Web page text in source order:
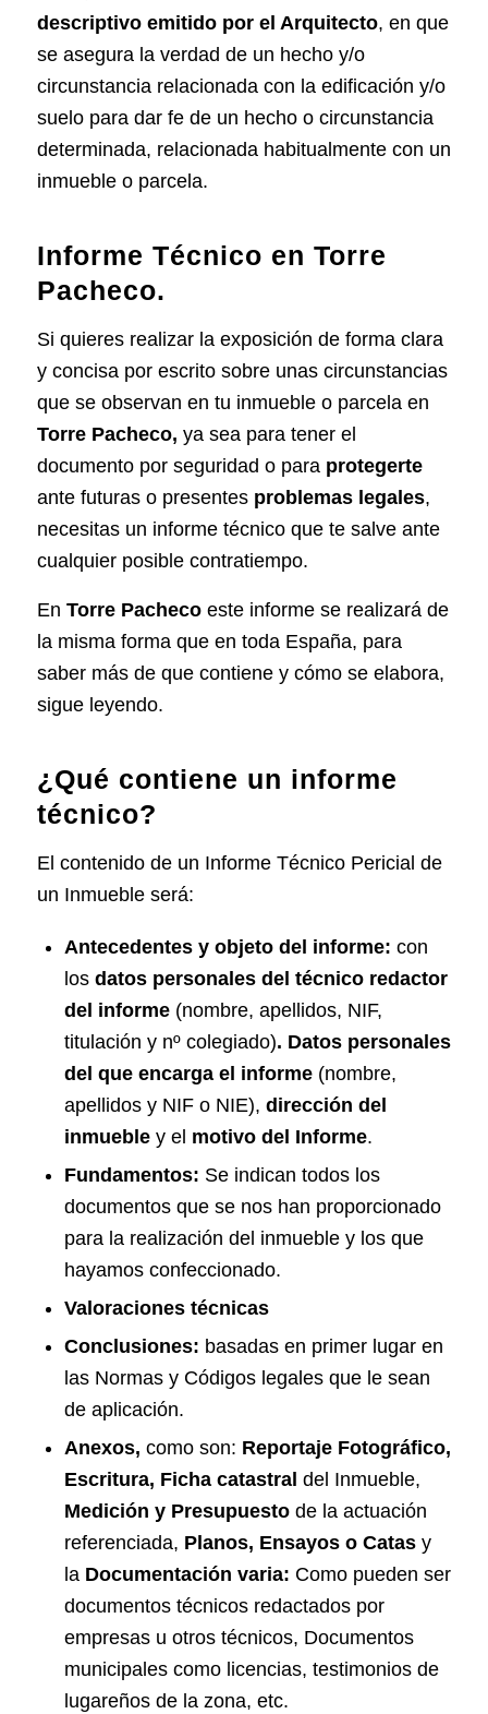
descriptivo emitido por el Arquitecto, en que
se asegura la verdad de un hecho y/o
circunstancia relacionada con la edificación y/o
suelo para dar fe de un hecho o circunstancia
determinada, relacionada habitualmente con un
inmueble o parcela.
Informe Técnico en Torre
Pacheco.
Si quieres realizar la exposición de forma clara
y concisa por escritosobre unas circunstancias
que se observan en tu inmueble o parcela en
Torre Pacheco, ya sea para tener el
documento por seguridad o para protegerte
ante futuras o presentes problemas legales,
necesitas un informe técnico que te salve ante
cualquier posible contratiempo.
En Torre Pacheco este informe se realizará de
la misma forma que en toda España, para
saber más de que contiene y cómo se elabora,
sigue leyendo.
¿Qué contiene un informe
técnico?
El contenido de un Informe Técnico Pericial de
un Inmueble será:
Antecedentes y objeto del informe: con
losdatos personales del técnico redactor
del informe (nombre, apellidos, NIF,
titulación y nº colegiado). Datos personales
del que encarga el informe(nombre,
apellidos y NIF o NIE), dirección del
inmueble y el motivo del Informe.
Fundamentos: Se indican todos los
documentos que se nos han proporcionado
para la realización del inmueble y los que
hayamos confeccionado.
Valoraciones técnicas
Conclusiones: basadas en primer lugar en
las Normas y Códigos legales que le sean
de aplicación.
Anexos, como son: Reportaje Fotográfico,
Escritura, Ficha catastral del Inmueble,
Medición y Presupuesto de la actuación
referenciada, Planos, Ensayos o Catas y
la Documentación varia: Como pueden ser
documentos técnicos redactados por
empresas u otros técnicos, Documentos
municipales como licencias, testimonios de
lugareños de la zona, etc.